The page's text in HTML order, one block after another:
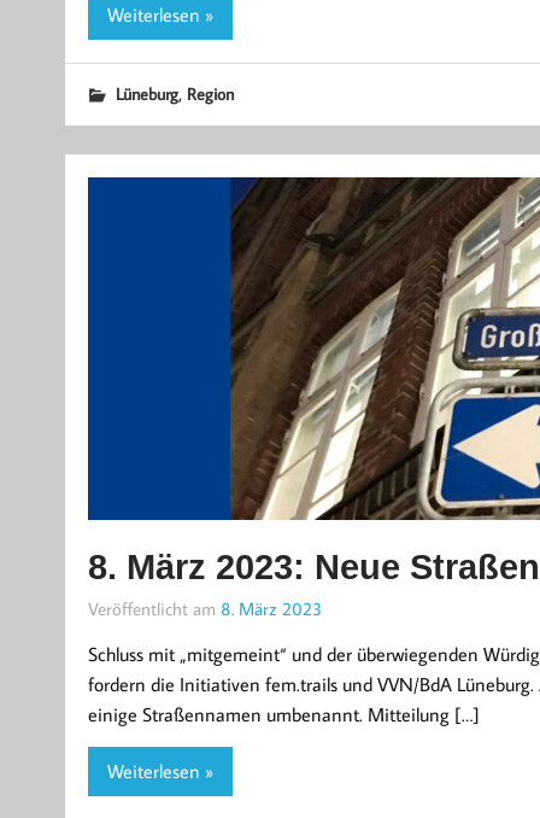
Weiterlesen »
Lüneburg, Region
8. März 2023: Neue
Veröffentlicht am 8. März 2023
Schluss mit „mitgemeint“ und der überwiegenden
fordern die Initiativen fem.trails und VVN/BdA
einige Straßennamen umbenannt. Mitteilung […]
Weiterlesen »